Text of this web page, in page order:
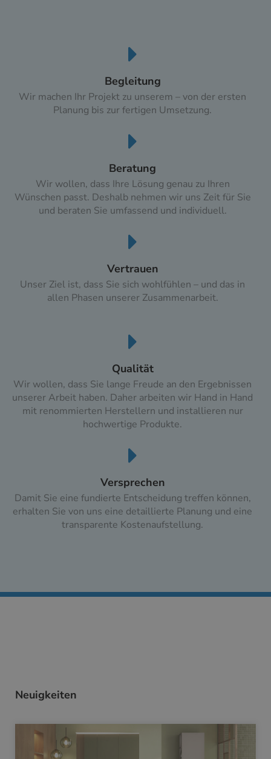
Begleitung
Wir machen Ihr Projekt zu unserem – von der ersten
Planung bis zur fertigen Umsetzung.​
Beratung
Wir wollen, dass Ihre Lösung genau zu Ihren
Wünschen passt. Deshalb nehmen wir uns Zeit für Sie
und beraten Sie umfassend und individuell.
Vertrauen
Unser Ziel ist, dass Sie sich wohlfühlen – und das in
allen Phasen unserer Zusammenarbeit.
Qualität
Wir wollen, dass Sie lange Freude an den Ergebnissen
unserer Arbeit haben. Daher arbeiten wir Hand in Hand
mit renommierten Herstellern und installieren nur
hochwertige Produkte.
Versprechen
Damit Sie eine fundierte Entscheidung treffen können,
erhalten Sie von uns eine detaillierte Planung und eine
transparente Kostenaufstellung.
Neuigkeiten